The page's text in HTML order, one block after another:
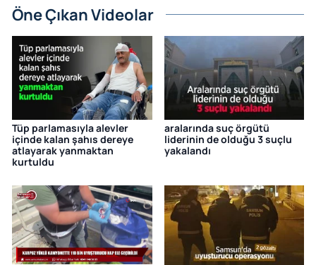
Öne Çıkan Videolar
Tüp parlamasıyla alevler
içinde kalan şahıs dereye
atlayarak yanmaktan
kurtuldu
aralarında suç örgütü
liderinin de olduğu 3 suçlu
yakalandı